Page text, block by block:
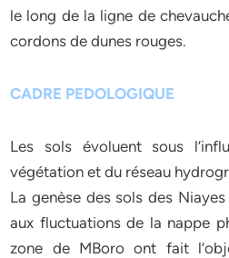
le long de la ligne de
cordons de dunes rouges.
CADRE PEDOLOGIQUE
Les sols évoluent sous
végétation et du réseau
La genèse des sols des
aux fluctuations de la nappe
zone de MBoro ont fait